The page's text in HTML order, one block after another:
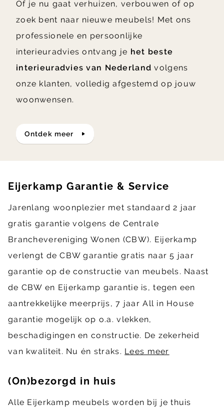
Of je nu gaat verhuizen, verbouwen of op
zoek bent naar nieuwe meubels! Met ons
professionele en persoonlijke
interieuradvies ontvang je het beste
interieuradvies van Nederland volgens
onze klanten, volledig afgestemd op jouw
woonwensen.
ontdek meer
Eijerkamp Garantie & Service
Jarenlang woonplezier met standaard 2 jaar
gratis garantie volgens de Centrale
Branchevereniging Wonen (CBW). Eijerkamp
verlengt de CBW garantie gratis naar 5 jaar
garantie op de constructie van meubels. Naast
de CBW en Eijerkamp garantie is, tegen een
aantrekkelijke meerprijs, 7 jaar All in House
garantie mogelijk op o.a. vlekken,
beschadigingen en constructie. De zekerheid
van kwaliteit. Nu én straks. Lees meer
(On)bezorgd in huis
Alle Eijerkamp meubels worden bij je thuis